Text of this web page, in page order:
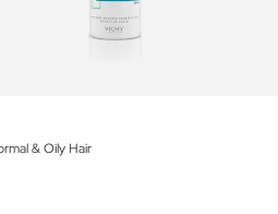
& Oily Hair